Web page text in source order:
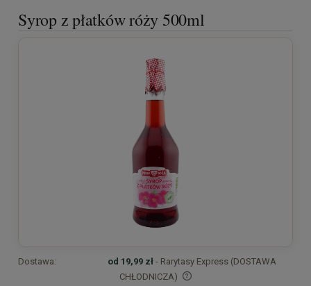
Syrop z płatków róży 500ml
Dostawa: od 19,99 zł - Rarytasy Express (DOSTAWA
CHŁODNICZA)